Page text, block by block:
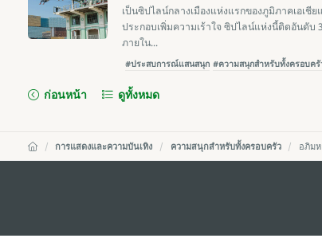
เป็นซิปไลน์กลางเมืองแห่งแรกของภูมิภาคเอเ
ประกอบเพิ่มความเร้าใจ ซิปไลน์แห่งนี้ติดอันดับ
ภายใน...
#ประสบการณ์แสนสนุก #ความสนุกสำหรับทั้งครอบครั
ก่อนหน้า ดูทั้งหมด
การแสดงและความบันเทิง ความสนุกสำหรับทั้งครอบครัว อภิม
external links